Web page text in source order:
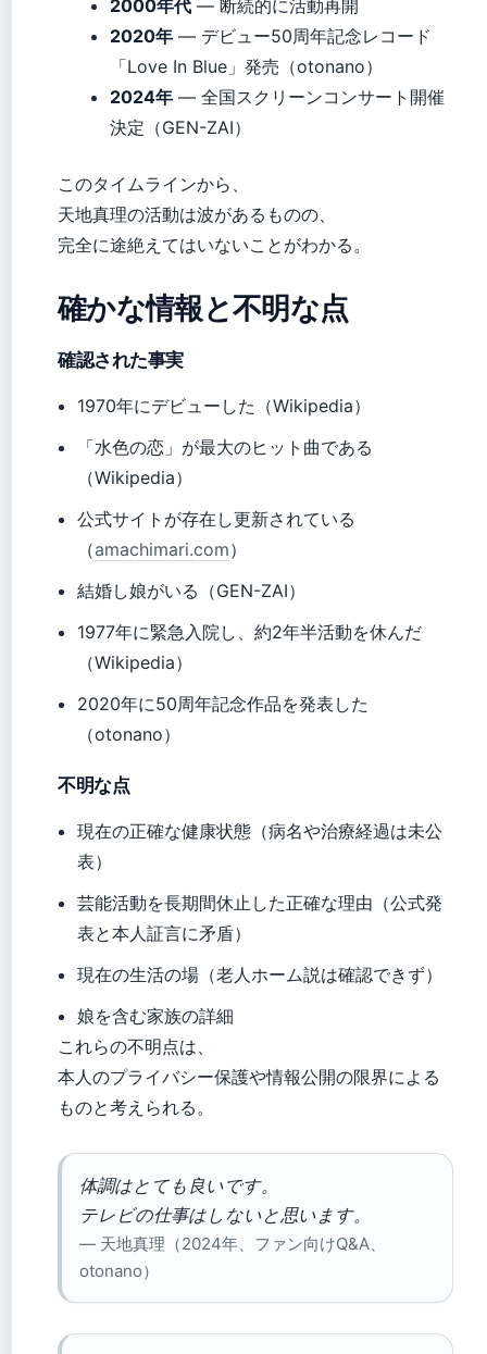
2000年代 — 断続的に活動再開
2020年 — デビュー50周年記念レコード
「Love In Blue」発売（otonano）
2024年 — 全国スクリーンコンサート開催
決定（GEN-ZAI）
このタイムラインから、
天地真理の活動は波があるものの、
完全に途絶えてはいないことがわかる。
確かな情報と不明な点
確認された事実
1970年にデビューした（Wikipedia）
「水色の恋」が最大のヒット曲である
（Wikipedia）
公式サイトが存在し更新されている
（amachimari.com）
結婚し娘がいる（GEN-ZAI）
1977年に緊急入院し、約2年半活動を休んだ
（Wikipedia）
2020年に50周年記念作品を発表した
（otonano）
不明な点
現在の正確な健康状態（病名や治療経過は未公
表）
芸能活動を長期間休止した正確な理由（公式発
表と本人証言に矛盾）
現在の生活の場（老人ホーム説は確認できず）
娘を含む家族の詳細
これらの不明点は、
本人のプライバシー保護や情報公開の限界による
ものと考えられる。
体調はとても良いです。
テレビの仕事はしないと思います。
— 天地真理（2024年、ファン向けQ&A、
otonano）